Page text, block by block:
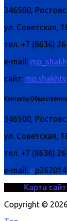
346500,
ул. Советская,
тел. +7 (8636)
e-mail:
сайт:
Контакты
346500,
ул. Советская,
тел. +7 (8636)
e-mail: o
Карта
Copyright ©